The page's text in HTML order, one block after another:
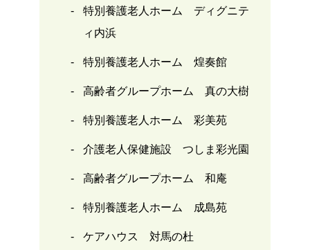
特別養護老人ホーム ディグニテ
ィ内浜
特別養護老人ホーム 煌奏館
高齢者グループホーム 真の大樹
特別養護老人ホーム 彩美苑
介護老人保健施設 つしま彩光園
高齢者グループホーム 和庵
特別養護老人ホーム 成島苑
ケアハウス 対馬の杜